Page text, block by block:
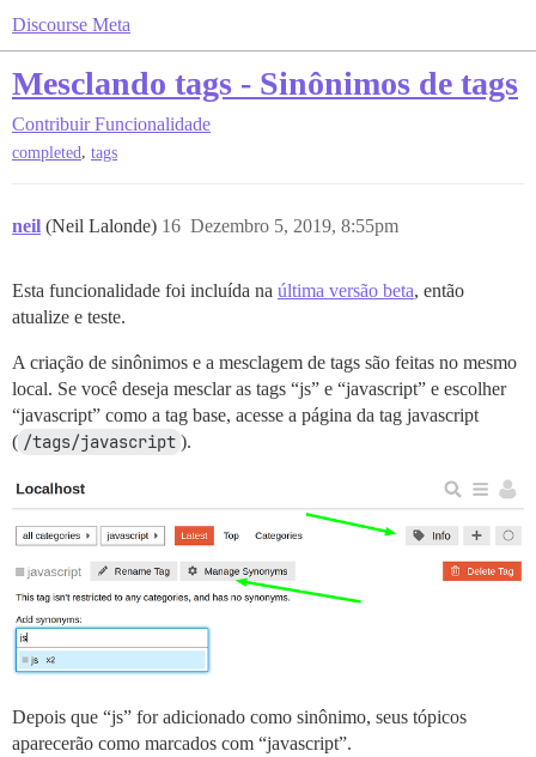
Discourse Meta
Mesclando tags - Sinônimos de tags
Contribuir Funcionalidade
completed, tags
neil (Neil Lalonde) Dezembro 5, 2019, 8:55pm
16
Esta funcionalidade foi incluída na última versão beta, então
atualize e teste.
A criação de sinônimos e a mesclagem de tags são feitas no mesmo
local. Se você deseja mesclar as tags “js” e “javascript” e escolher
“javascript” como a tag base, acesse a página da tag javascript
( /tags/javascript ).
Depois que “js” for adicionado como sinônimo, seus tópicos
aparecerão como marcados com “javascript”.